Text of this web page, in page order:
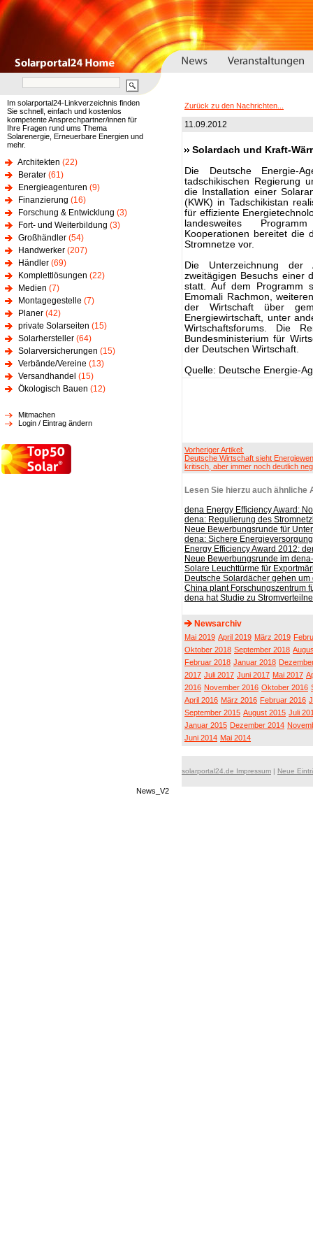
Im solarportal24-Linkverzeichnis finden
Sie schnell, einfach und kostenlos
kompetente Ansprechpartner/innen für
Ihre Fragen rund ums Thema
Solarenergie, Erneuerbare Energien und
mehr.
Architekten (22)
Berater (61)
Energieagenturen (9)
Finanzierung (16)
Forschung & Entwicklung (3)
Fort- und Weiterbildung (3)
Großhändler (54)
Handwerker (207)
Händler (69)
Komplettlösungen (22)
Medien (7)
Montagegestelle (7)
Planer (42)
private Solarseiten (15)
Solarhersteller (64)
Solarversicherungen (15)
Verbände/Vereine (13)
Versandhandel (15)
Ökologisch Bauen (12)
Mitmachen
Login / Eintrag ändern
Zurück zu den Nachrichten...
11.09.2012
Solardach und Kraft-
Die Deutsche Energie-
tadschikischen Regierung
die Installation einer
(KWK) in Tadschikistan
für effiziente
landesweites
Kooperationen bereitet die
Stromnetze vor.
Die Unterzeichnung der
zweitägigen Besuchs einer
statt. Auf dem Programm
Emomali Rachmon,
der Wirtschaft über
Energiewirtschaft, unter
Wirtschaftsforums. Die
Bundesministerium für
der Deutschen Wirtschaft.
Quelle: Deutsche Energie-
Vorheriger Artikel:
Deutsche Wirtschaft sieht
kritisch, aber immer noch deutlich
Lesen Sie hierzu auch ähnliche
dena Energy Efficiency Award:
dena: Regulierung des
Neue Bewerbungsrunde für
dena: Sichere
Energy Efficiency Award 2012:
Neue Bewerbungsrunde im
Solare Leuchttürme für
Deutsche Solardächer gehen um
China plant Forschungszentrum
dena hat Studie zu
Newsarchiv
Mai 2019 April 2019 März 2019
Oktober 2018 September 2018
Februar 2018 Januar 2018
2017 Juli 2017 Juni 2017 Mai 2017
2016 November 2016 Oktober 2016
April 2016 März 2016 Februar 2016
September 2015 August 2015 Juli
Januar 2015 Dezember 2014
Juni 2014 Mai 2014
solarportal24.de Impressum | Neue
News_V2